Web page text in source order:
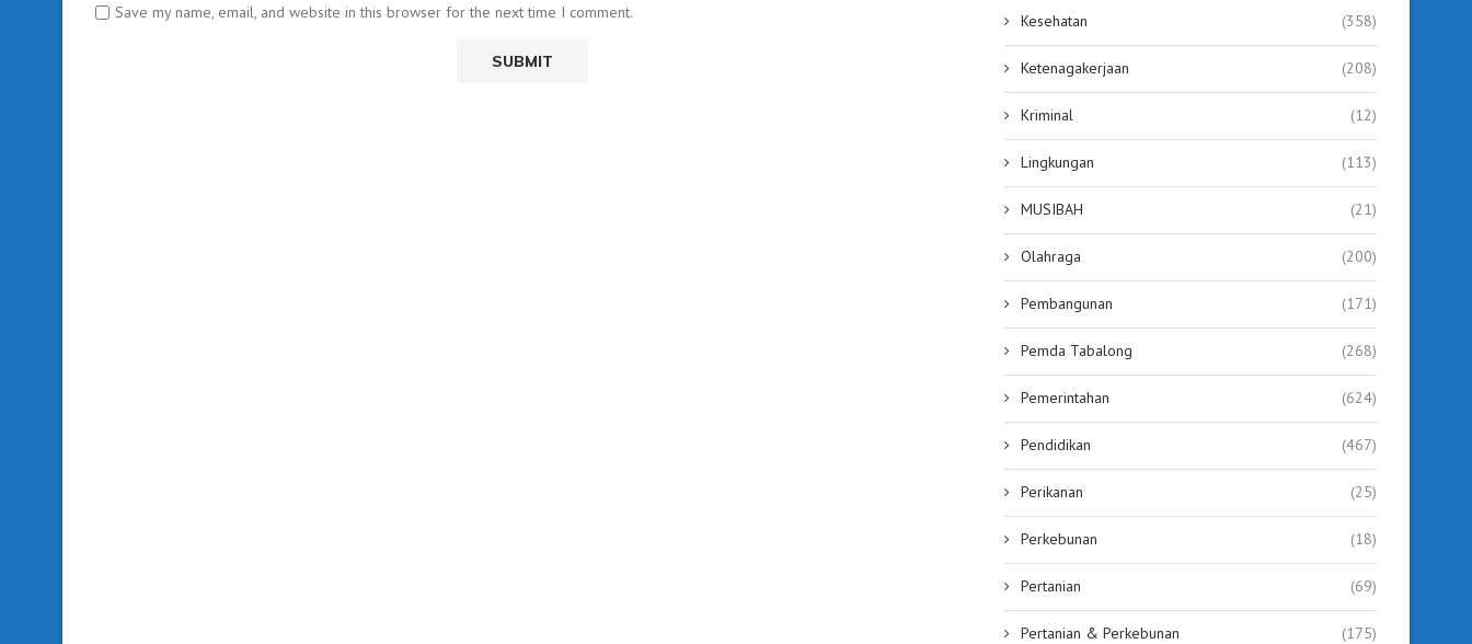
Save my name, email, and website in this browser for the next time I comment. Kesehatan (358)
Ketenagakerjaan (208)
Kriminal (12)
Lingkungan (113)
MUSIBAH (21)
Olahraga (200)
Pembangunan (171)
Pemda Tabalong (268)
Pemerintahan (624)
Pendidikan (467)
Perikanan (25)
Perkebunan (18)
Pertanian (69)
Pertanian & Perkebunan (175)